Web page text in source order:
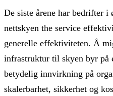
De siste årene har bedrifter i
nettskyen the service
generelle effektiviteten. Å
infrastruktur til skyen byr på
betydelig innvirkning på
skalerbarhet, sikkerhet og